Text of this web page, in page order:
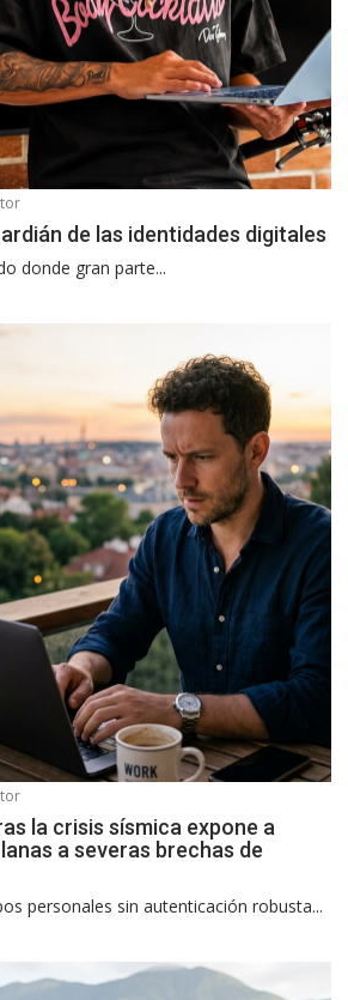
de las identidades digitales
donde gran parte...
la crisis sísmica expone a
a severas brechas de
personales sin autenticación robusta...